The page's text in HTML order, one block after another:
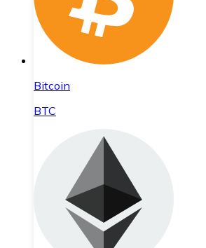
Bitcoin
BTC